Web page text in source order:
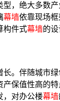
型，绝大多数
幕墙依靠现场
构件式幕墙的
。伴随城市
保值性高的
，对办公楼幕墙